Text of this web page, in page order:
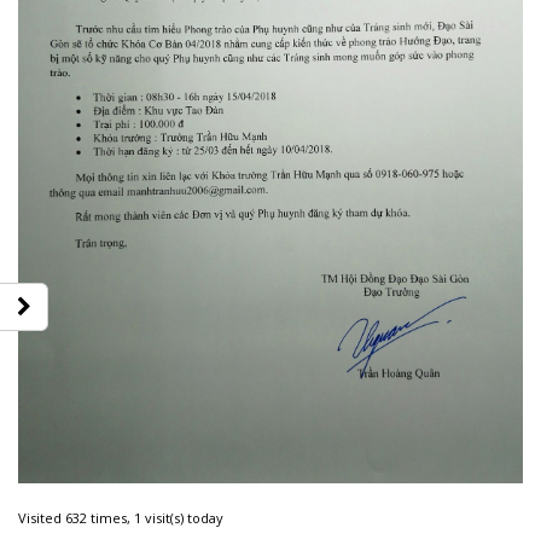
Visited 632 times, 1 visit(s) today